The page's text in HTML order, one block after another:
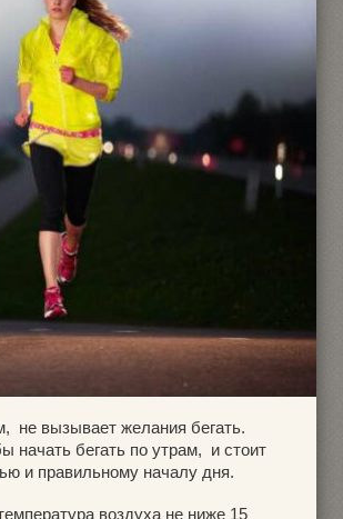
не вызывает желания бегать.
начать бегать по утрам, и стоит
и правильному началу дня.
воздуха не ниже 15